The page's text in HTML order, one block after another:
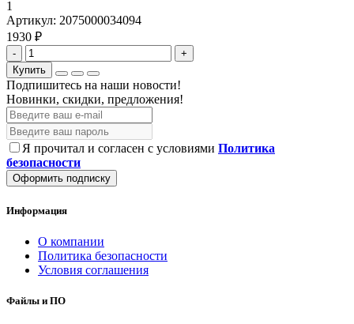
1
Артикул: 2075000034094
1930 ₽
-
+
Купить
Подпишитесь на наши новости!
Новинки, скидки, предложения!
Я прочитал и согласен с условиями Политика
безопасности
Оформить подписку
Информация
О компании
Политика безопасности
Условия соглашения
Файлы и ПО